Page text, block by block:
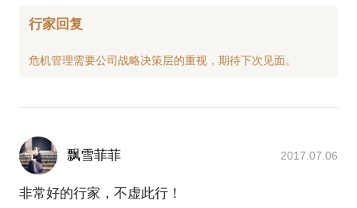
行家回复
飘雪菲菲 2017.07.06
非常好的行家，不虚此行！